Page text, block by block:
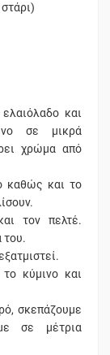
και
σε μικρά
χρώμα από
καθώς και το
τον πελτέ.
του.
το κύμινο και
σκεπάζουμε
σε μέτρια